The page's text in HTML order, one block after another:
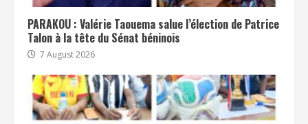
PARAKOU : Valérie Taouema salue l’élection de Patrice
Talon à la tête du Sénat béninois
7 August 2026